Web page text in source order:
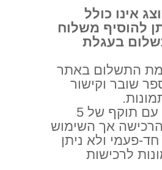
אינו כולל
להוסיף משלוח
בעגלת
התשלום באתר
שובר וקישור
השובר הינו עם תוקף של 5
אך השימוש
פעמי ולא ניתן
לרכישות